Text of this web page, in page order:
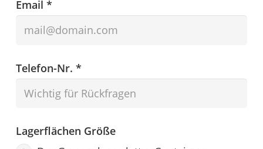
Email *
Telefon-Nr. *
Lagerflächen Größe